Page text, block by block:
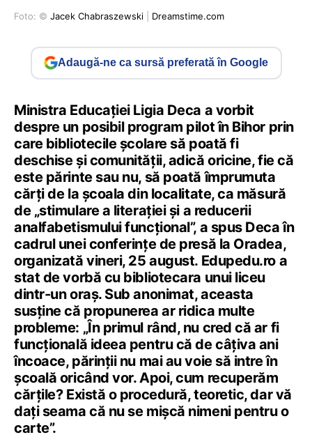
Foto: © Jacek Chabraszewski Dreamstime.com
Adaugă-ne ca sursă preferată în Google
Ministra Educației Ligia Deca a vorbit
despre un posibil program pilot în Bihor prin
care bibliotecile școlare să poată fi
deschise și comunității, adică oricine, fie că
este părinte sau nu, să poată împrumuta
cărți de la școala din localitate, ca măsură
de „stimulare a literației și a reducerii
analfabetismului funcțional”, a spus Deca în
cadrul unei conferințe de presă la Oradea,
organizată vineri, 25 august. Edupedu.ro a
stat de vorbă cu bibliotecara unui liceu
dintr-un oraș. Sub anonimat, aceasta
susține că propunerea ar ridica multe
probleme: „În primul rând, nu cred că ar fi
funcțională ideea pentru că de câțiva ani
încoace, părinții nu mai au voie să intre în
școală oricând vor. Apoi, cum recuperăm
cărțile? Există o procedură, teoretic, dar vă
dați seama că nu se mișcă nimeni pentru o
carte”.